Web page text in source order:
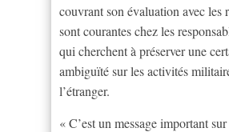
couvrant son évaluation avec les
sont courantes chez les
qui cherchent à préserver une
ambiguïté sur les activités
l’étranger.
« C’est un message important